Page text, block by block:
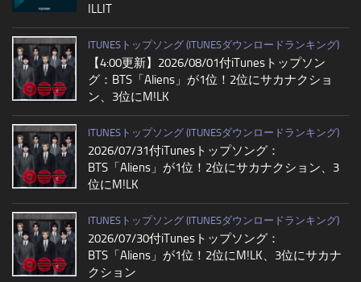
ILLIT
ITUNESトップソング (ITUNESダウンロードランキング)
【4:00更新】2026/08/01付iTunesトップソン
グ：BTS「Aliens」が1位！2位にサカナクショ
ン、3位にM!LK
ITUNESトップソング (ITUNESダウンロードランキング)
2026/07/31付iTunesトップソング：
BTS「Aliens」が1位！2位にサカナクション、3
位にM!LK
ITUNESトップソング (ITUNESダウンロードランキング)
2026/07/30付iTunesトップソング：
BTS「Aliens」が1位！2位にM!LK、3位にサカナ
クション